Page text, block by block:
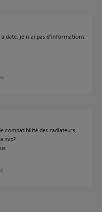
date. je n'ai pas d'informations
compatibilité des radiateurs
svp?